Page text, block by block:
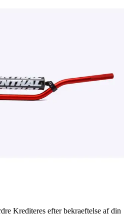
Krediteres efter bekraeftelse af din